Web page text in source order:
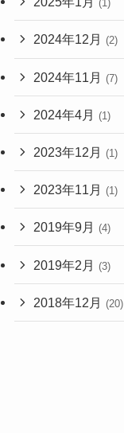
(1)
2024年12月 (2)
2024年11月 (7)
2024年4月 (1)
2023年12月 (1)
2023年11月 (1)
2019年9月 (4)
2019年2月 (3)
2018年12月 (20)